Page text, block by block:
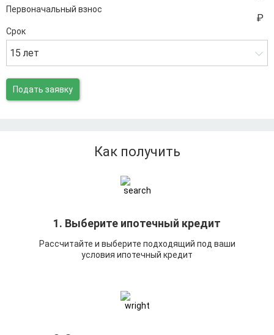
Первоначальный взнос
Срок
15 лет
Подать заявку
Как получить
1. Выберите ипотечный кредит
Рассчитайте и выберите подходящий под ваши
условия ипотечный кредит